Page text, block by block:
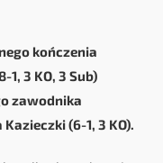
kończenia
3 KO, 3 Sub)
zawodnika
(6-1, 3 KO).